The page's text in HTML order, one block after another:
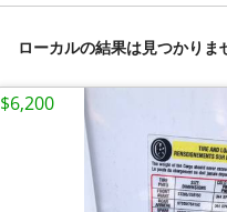
ローカルの結果は見つかりま
$6,200